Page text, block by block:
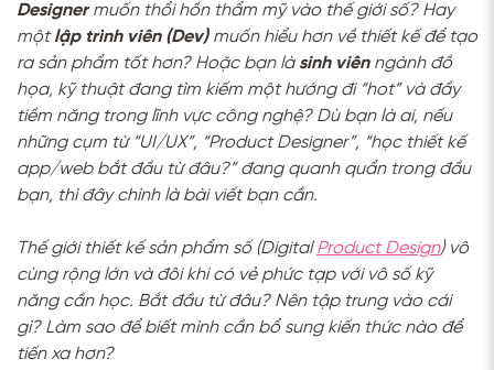
Designermuốn thổi hồn thẩm mỹ vào thế giới số? Hay
mộtlập trình viên (Dev)muốn hiểu hơn về thiết kế để tạo
ra sản phẩm tốt hơn? Hoặc bạn là sinh viênngành đồ
họa, kỹ thuật đang tìm kiếm một hướng đi “hot” và đầy
tiềm năng trong lĩnh vực công nghệ? Dù bạn là ai, nếu
những cụm từ “UI/UX”, “Product Designer”, “học thiết kế
app/web bắt đầu từ đâu?” đang quanh quẩn trong đầu
bạn, thì đây chính là bài viết bạn cần.
Thế giới thiết kế sản phẩm số (DigitalProduct Design) vô
cùng rộng lớn và đôi khi có vẻ phức tạp với vô số kỹ
năng cần học. Bắt đầu từ đâu? Nên tập trung vào cái
gì? Làm sao để biết mình cần bổ sung kiến thức nào để
tiến xa hơn?